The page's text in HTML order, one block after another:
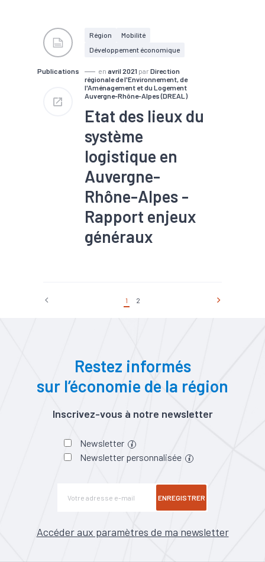
#Santé financière
#Tissu économique
#Trésorerie
#Zone
d'activités
Publications
Région
Mobilité
Développement économique
en avril 2021 par Direction
régionale de l'Environnement, de
l'Aménagement et du Logement
Auvergne-Rhône-Alpes (DREAL)
Etat des lieux du
système
logistique en
Auvergne-
Rhône-Alpes -
Rapport enjeux
généraux
d'activités1 2
Restez informés
sur l’économie de la région
Inscrivez-vous à notre newsletter
Newsletter
Newsletter personnalisée
ENREGISTRER
Accéder aux paramètres de ma newsletter